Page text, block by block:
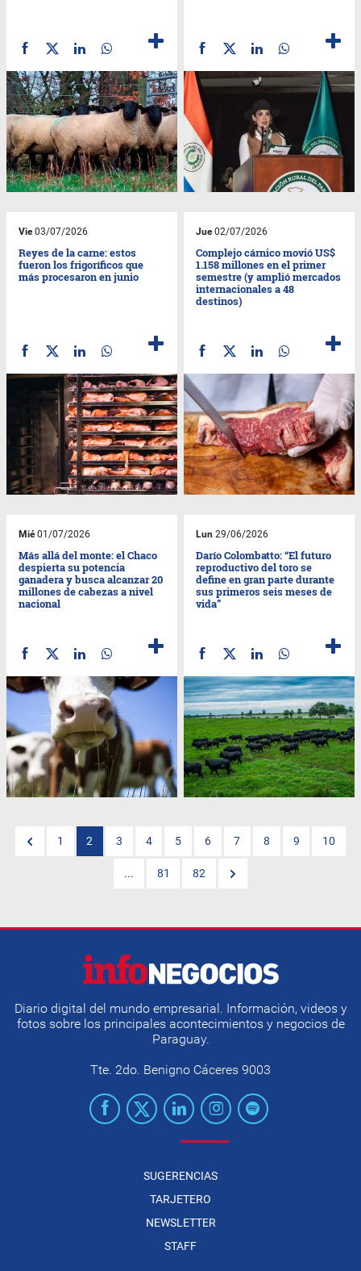
Vie03/07/2026
Reyes de la carne: estos
fueron los frigoríficos que
más procesaron en junio
Jue02/07/2026
Complejo cárnico movió US$
1.158 millones en el primer
semestre (y amplió mercados
internacionales a 48
destinos)
Mié01/07/2026
Más allá del monte: el Chaco
despierta su potencia
ganadera y busca alcanzar 20
millones de cabezas a nivel
nacional
Lun 29/06/2026
Darío Colombatto: “El futuro
reproductivo del toro se
define en gran parte durante
sus primeros seis meses de
vida”
1 2 3 4 5 6 7 8 9 10
... 81 82
Diario digital del mundo empresarial. Información, videos y
fotos sobre los principales acontecimientos y negocios de
Paraguay.
Tte. 2do. Benigno Cáceres 9003
SUGERENCIAS
TARJETERO
NEWSLETTER
STAFF